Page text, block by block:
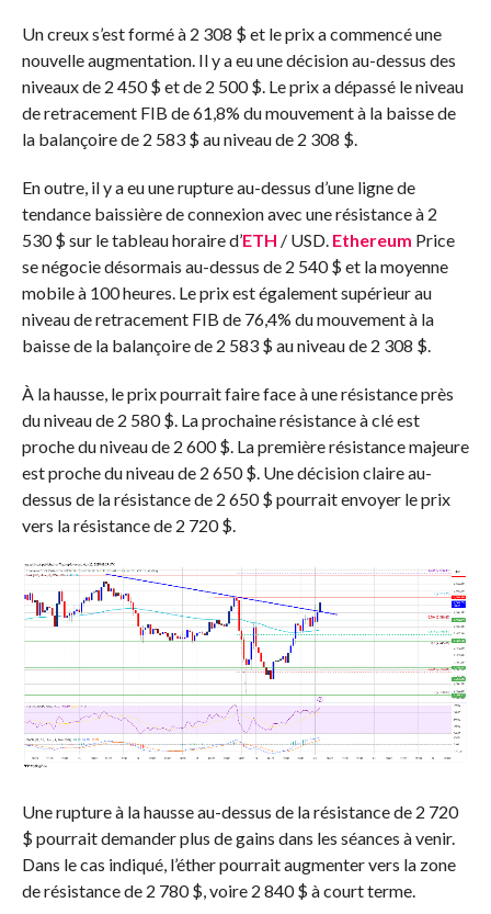
Un creux s’est formé à 2 308 $ et le prix a commencé une
nouvelle augmentation. Il y a eu une décision au-dessus des
niveaux de 2 450 $ et de 2 500 $. Le prix a dépassé le niveau
de retracement FIB de 61,8% du mouvement à la baisse de
la balançoire de 2 583 $ au niveau de 2 308 $.
En outre, il y a eu une rupture au-dessus d’une ligne de
tendance baissière de connexion avec une résistance à 2
530 $ sur le tableau horaire d’ETH / USD. Ethereum Price
se négocie désormais au-dessus de 2 540 $ et la moyenne
mobile à 100 heures. Le prix est également supérieur au
niveau de retracement FIB de 76,4% du mouvement à la
baisse de la balançoire de 2 583 $ au niveau de 2 308 $.
À la hausse, le prix pourrait faire face à une résistance près
du niveau de 2 580 $. La prochaine résistance à clé est
proche du niveau de 2 600 $. La première résistance majeure
est proche du niveau de 2 650 $. Une décision claire au-
dessus de la résistance de 2 650 $ pourrait envoyer le prix
vers la résistance de 2 720 $.
Une rupture à la hausse au-dessus de la résistance de 2 720
$ pourrait demander plus de gains dans les séances à venir.
Dans le cas indiqué, l’éther pourrait augmenter vers la zone
de résistance de 2 780 $, voire 2 840 $ à court terme.